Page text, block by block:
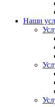
Наши